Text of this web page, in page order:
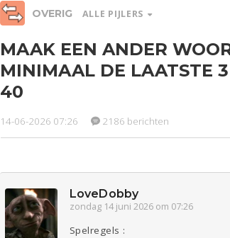
OVERIG ALLE PIJLERS
Studie
Entertainment Lijf & Lijn
MAAK EEN ANDER
MINIMAAL DE LAATSTE
40
14-06-2026 07:26 2186 berichten
LoveDobby
zondag 14 juni 2026 om 07:26
Spelregels :